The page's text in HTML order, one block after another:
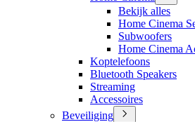
Bekijk alles
Home Cinema
Subwoofers
Home Cinema
Koptelefoons
Bluetooth Speakers
Streaming
Accessoires
Beveiliging